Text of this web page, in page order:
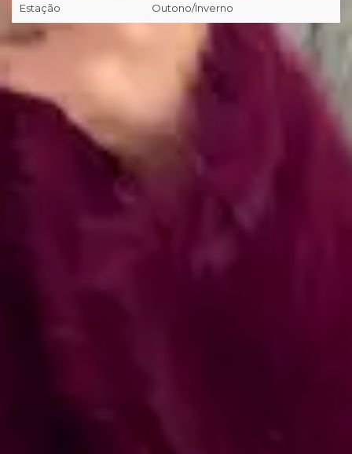
Estação Outono/Inverno
requisitos da nossa Política de Trocas/Devoluções).
Você tem 7 dias corridos a partir da entrega realizada pela
transportadora/correios para realizar a solicitação formal de
Troca/Devolução.